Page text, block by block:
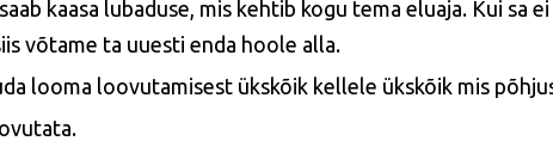
kaasa lubaduse, mis kehtib kogu tema eluaja. Kui sa ei
võtame ta uuesti enda hoole alla.
looma loovutamisest ükskõik kellele ükskõik mis